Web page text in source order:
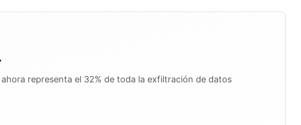
representa el 32% de toda la exfiltración de datos